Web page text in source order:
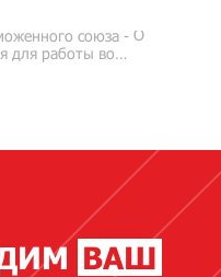
союза - О
для работы во
ВАШ